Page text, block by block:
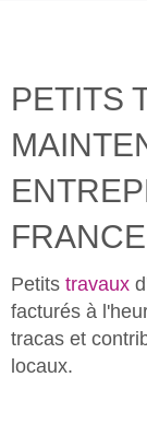
PETITS
FRANCE
Petits travaux
facturés à
tracas et
locaux.